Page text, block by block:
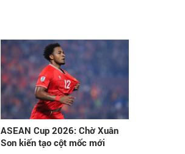
ASEAN Cup 2026: Chờ Xuân
Son kiến tạo cột mốc mới